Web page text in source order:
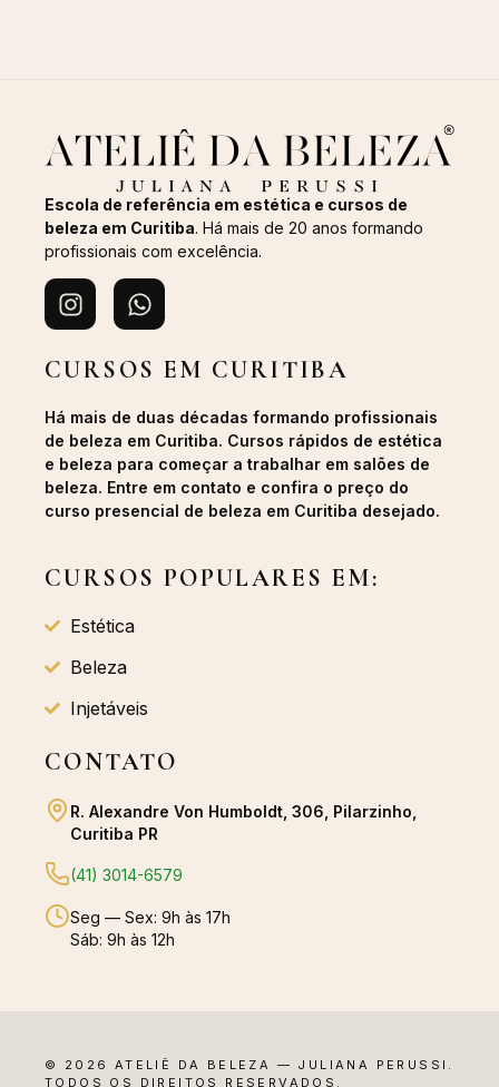
Escola de referência em estética e cursos de
beleza em Curitiba. Há mais de 20 anos formando
profissionais com excelência.
CURSOS EM CURITIBA
Há mais de duas décadas formando profissionais
de beleza em Curitiba. Cursos rápidos de estética
e beleza para começar a trabalhar em salões de
beleza. Entre em contato e confira o preço do
curso presencial de beleza em Curitiba desejado.
CURSOS POPULARES EM:
Estética
Beleza
Injetáveis
CONTATO
R. Alexandre Von Humboldt, 306, Pilarzinho,
Curitiba PR
(41) 3014-6579
Seg — Sex: 9h às 17h
Sáb: 9h às 12h
© 2026 ATELIÊ DA BELEZA — JULIANA PERUSSI.
TODOS OS DIREITOS RESERVADOS.